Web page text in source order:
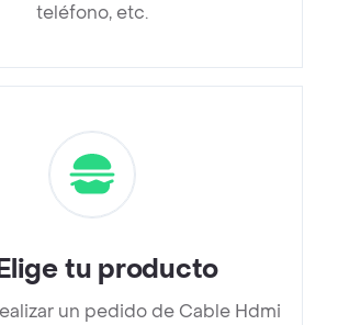
teléfono, etc.
tu producto
un pedido de Cable Hdmi